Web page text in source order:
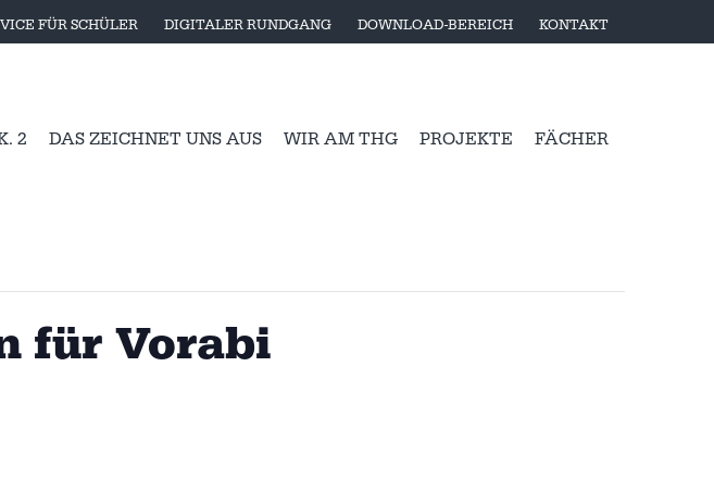
FÜR SCHÜLER DIGITALER RUNDGANG DOWNLOAD-BEREICH KONTAKT
2 DAS ZEICHNET UNS AUS WIR AM THG PROJEKTE FÄCHER
für Vorabi